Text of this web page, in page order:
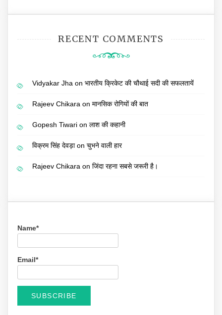
RECENT COMMENTS
Vidyakar Jha on भारतीय क्रिकेट की चौथाई सदी की सफलतायें
Rajeev Chikara on मानसिक रोगियों की बात
Gopesh Tiwari on लाश की कहानी
विक्रम सिंह देवड़ाon चुभने वाली हार
Rajeev Chikara on जिंदा रहना सबसे जरूरी है।
Name*
Email*